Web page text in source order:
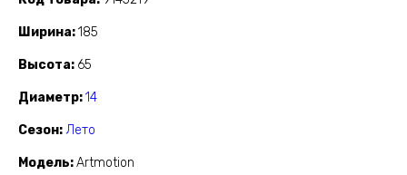
Ширина 185
Высота 65
Диаметр 14
Сезон Лето
Модель Artmotion